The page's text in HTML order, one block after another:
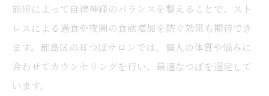
施術によって自律神経のバランスを整えることで、スト
レスによる過食や夜間の食欲増加を防ぐ効果も期待でき
ます。都島区の耳つぼサロンでは、個人の体質や悩みに
合わせてカウンセリングを行い、最適なつぼを選定して
います。